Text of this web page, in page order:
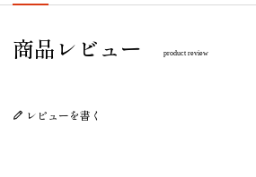
商品レビュー product review
レビューを書く